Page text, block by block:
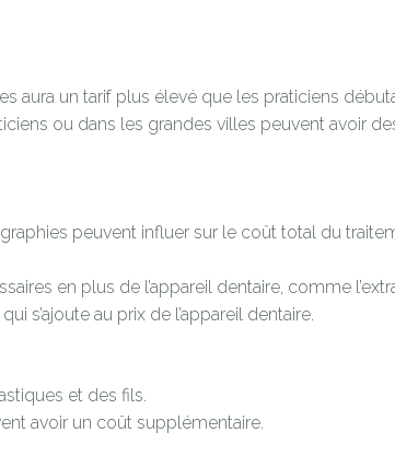
aura un tarif plus élevé que les praticiens
ou dans les grandes villes peuvent avoir
peuvent influer sur le coût total du
en plus de l’appareil dentaire, comme
s’ajoute au prix de l’appareil dentaire.
et des fils.
avoir un coût supplémentaire.